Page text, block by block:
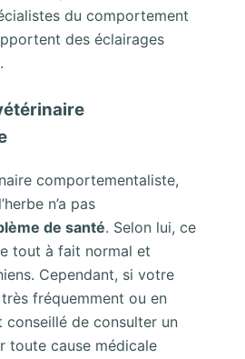
du comportement
des éclairages
comportementaliste,
n’a pas
de santé. Selon lui, ce
tout à fait normal et
Cependant, si votre
fréquemment ou en
de consulter un
toute cause médicale